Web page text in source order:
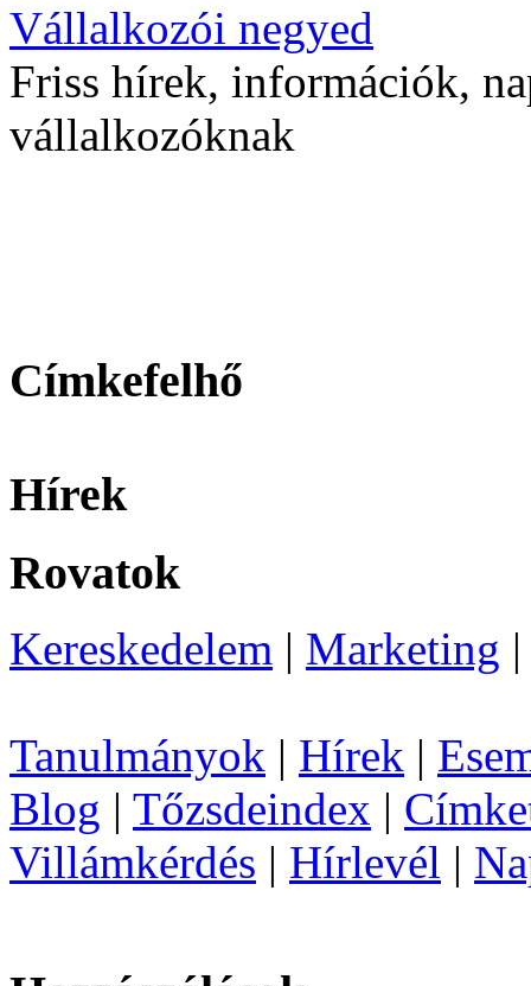
Vállalkozói negyed
Friss hírek, információk,
vállalkozóknak
Címkefelhő
Hírek
Rovatok
Kereskedelem | Marketing
Tanulmányok | Hírek |
Blog | Tőzsdeindex |
Villámkérdés | Hírlevél |